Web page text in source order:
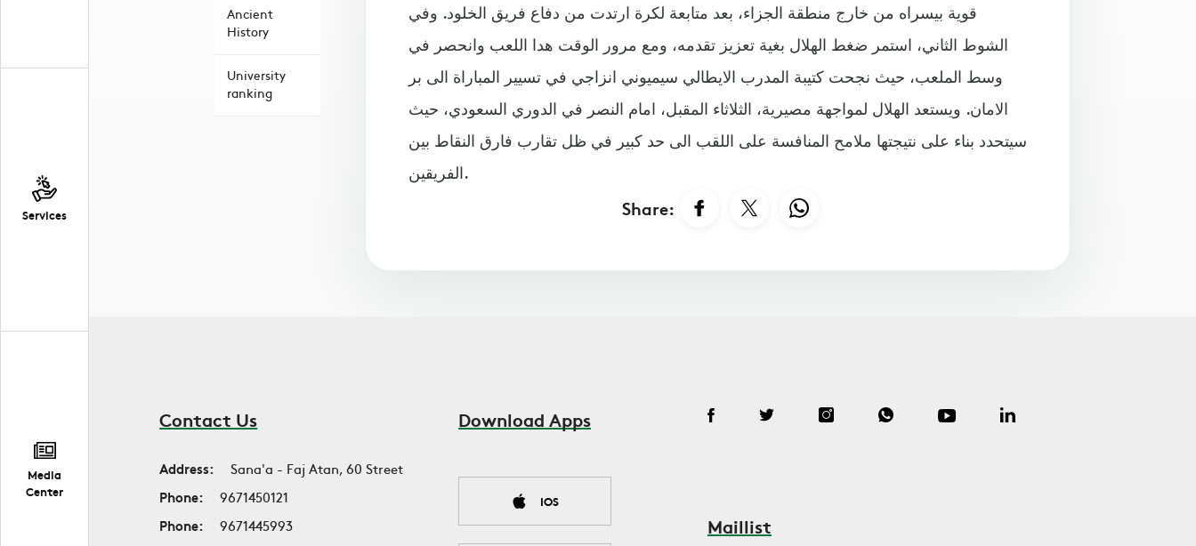
Services
Media
Center
Ancient
History
University
ranking
قوية بيسراه من خارج منطقة الجزاء، بعد متابعة لكرة ارتدت من دفاع فريق الخلود. وفي
الشوط الثاني، استمر ضغط الهلال بغية تعزيز تقدمه، ومع مرور الوقت هدا اللعب وانحصر في
وسط الملعب، حيث نجحت كتيبة المدرب الايطالي سيميوني انزاجي في تسيير المباراة الى بر
الامان. ويستعد الهلال لمواجهة مصيرية، الثلاثاء المقبل، امام النصر في الدوري السعودي، حيث
سيتحدد بناء على نتيجتها ملامح المنافسة على اللقب الى حد كبير في ظل تقارب فارق النقاط بين
الفريقين.
Share:
Contact Us
Address:
Sana'a - Faj Atan, 60 Street
Phone:
9671450121
Phone:
9671445993
Download Apps
IOS
Maillist